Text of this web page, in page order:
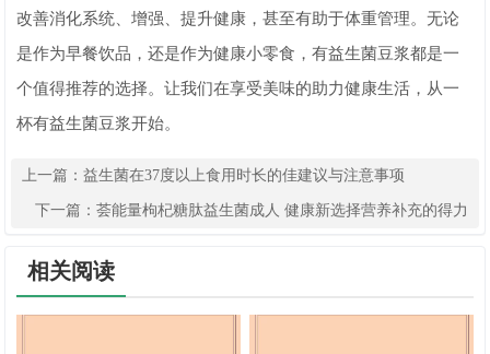
改善消化系统、增强、提升健康，甚至有助于体重管理。无论
是作为早餐饮品，还是作为健康小零食，有益生菌豆浆都是一
个值得推荐的选择。让我们在享受美味的助力健康生活，从一
杯有益生菌豆浆开始。
上一篇：益生菌在37度以上食用时长的佳建议与注意事项
下一篇： 荟能量枸杞糖肽益生菌成人 健康新选择营养补充的得力
相关阅读